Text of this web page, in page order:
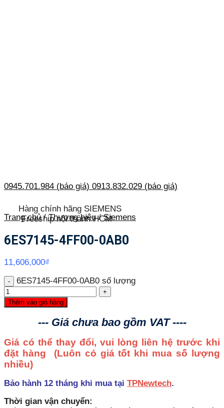
0945.701.984 (báo giá) 0913.832.029 (báo giá)
Hàng chính hãng SIEMENS
Freeship nội thành HCM
Trang chủ / Thương hiệu / Siemens
6ES7145-4FF00-0AB0
11,606,000₫
6ES7145-4FF00-0AB0 số lượng
Thêm vào giỏ hàng
--- Giá chưa bao gồm VAT ----
Giá có thể thay đổi, vui lòng liên hệ trước khi
đặt hàng (Luôn có giá tốt khi mua số lượng
nhiều)
Bảo hành 12 tháng khi mua tại TPNewtech.
Thời gian vận chuyển: